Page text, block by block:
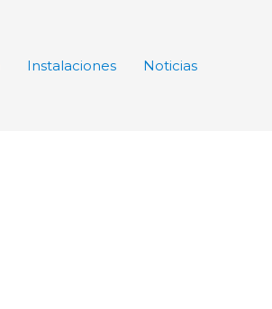
Instalaciones Noticias